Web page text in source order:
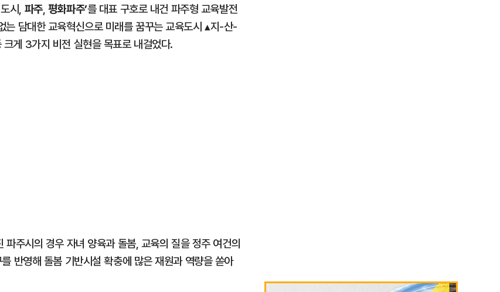
시, 파주,평화파주’를 대표 구호로 내건 파주형 교육발전
담대한 교육혁신으로 미래를 꿈꾸는 교육도시 ▴지-산-
게 3가지 비전 실현을 목표로 내걸었다.
주시의 경우 자녀 양육과 돌봄, 교육의 질을 정주 여건의
반영해 돌봄 기반시설 확충에 많은 재원과 역량을 쏟아